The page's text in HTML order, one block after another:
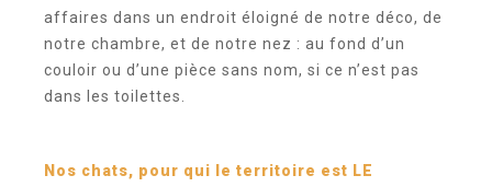
affaires dans un endroit éloigné de notre déco, de
notre chambre, et de notre nez : au fond d’un
couloir ou d’une pièce sans nom, si ce n’est pas
dans les toilettes.
Nos chats, pour qui le territoire est LE